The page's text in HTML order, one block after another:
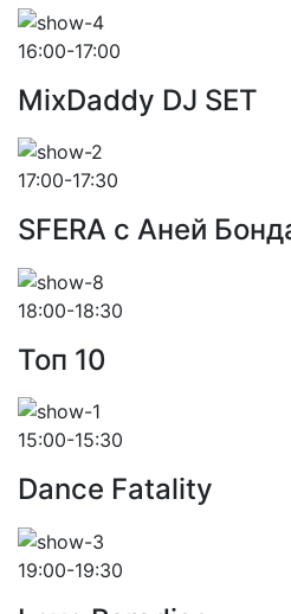
16:00-17:00
MixDaddy DJ SET
17:00-17:30
SFERA с Аней
18:00-18:30
Toп 10
15:00-15:30
Dance Fatality
19:00-19:30